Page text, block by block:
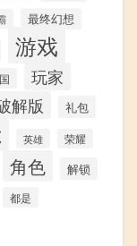
最终幻想
游戏
玩家
解版 礼包
英雄 荣耀
角色 解锁
都是